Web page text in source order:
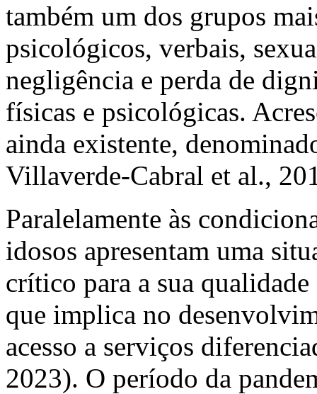
também um dos grupos
psicológicos, verbais,
negligência e perda de
físicas e psicológicas.
ainda existente,
Villaverde-Cabral et al.,
Paralelamente às
idosos apresentam uma
crítico para a sua
que implica no
acesso a serviços
2023). O período da